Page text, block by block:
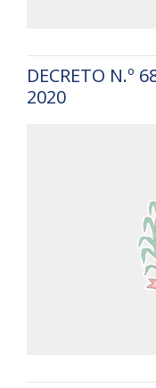
DECRETO N.º
2020